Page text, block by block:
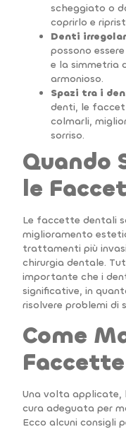
scheggiato o
coprirlo e
Denti
possono
e la simmetria
armonioso.
Spazi tra i
denti, le
colmarli,
sorriso.
Quando
le
Le faccette dentali
miglioramento
trattamenti più
chirurgia dentale.
importante che i
significative, in
risolvere problemi di
Come
Una volta applicate,
cura adeguata per
Ecco alcuni consigli